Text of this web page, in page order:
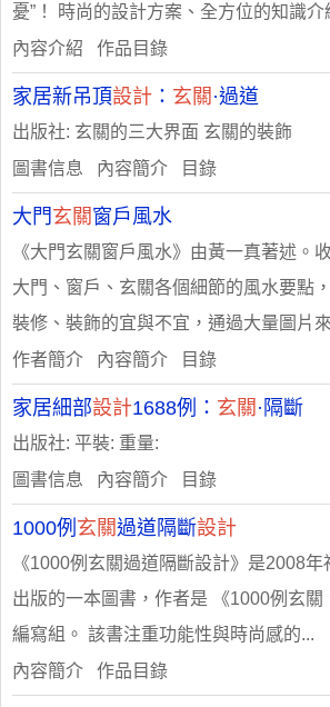
憂”！ 時尚的設計方案、全方位的知識介
內容介紹 作品目錄
家居新吊頂設計 ： 玄關 ·過道
出版社: 玄關的三大界面 玄關的裝飾
圖書信息 內容簡介 目錄
大門 玄關窗戶風水
《大門玄關窗戶風水》由黃一真著述。
大門、窗戶、玄關各個細節的風水要點
裝修、裝飾的宜與不宜，通過大量圖片
作者簡介 內容簡介 目錄
家居細部設計1688例： 玄關 ·隔斷
出版社: 平裝: 重量:
圖書信息 內容簡介 目錄
1000例 玄關過道隔斷設計
《1000例玄關過道隔斷設計》是2008
出版的一本圖書，作者是 《1000例玄關
編寫組。 該書注重功能性與時尚感的...
內容簡介 作品目錄